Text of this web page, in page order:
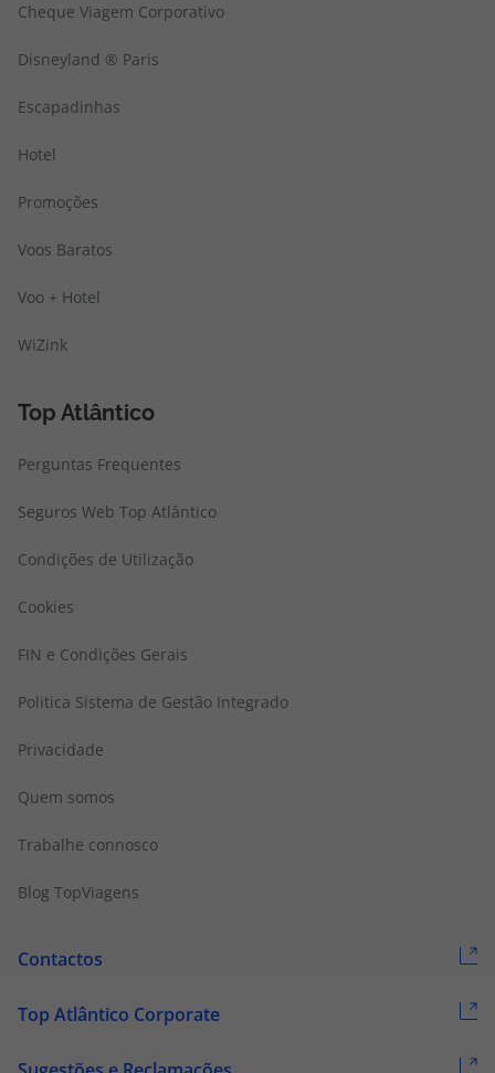
Cheque Viagem Corporativo
Disneyland ® Paris
Escapadinhas
Hotel
Promoções
Voos Baratos
Voo + Hotel
WiZink
Top Atlântico
Perguntas Frequentes
Seguros Web Top Atlântico
Condições de Utilização
Cookies
FIN e Condições Gerais
Politica Sistema de Gestão Integrado
Privacidade
Quem somos
Trabalhe connosco
Blog TopViagens
Contactos
Top Atlântico Corporate